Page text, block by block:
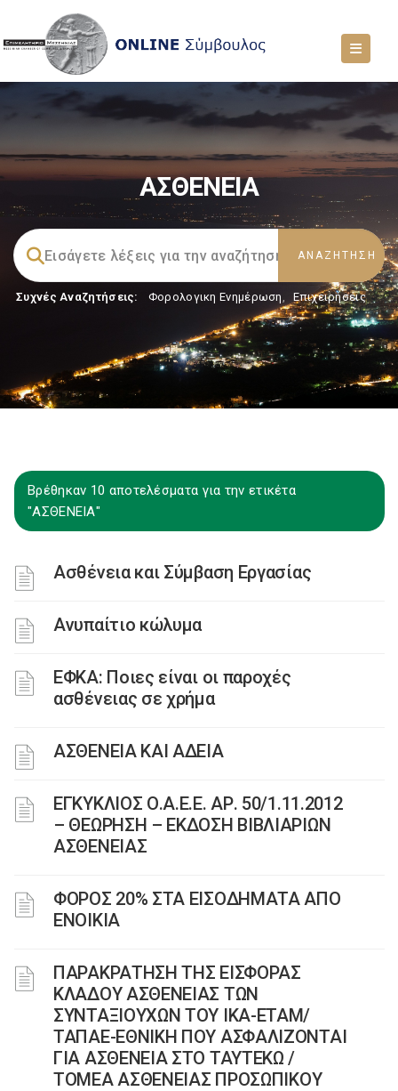
ΑΣΘΕΝΕΙΑ
Συχνές Αναζητήσεις: Φορολογικη Ενημέρωση, Επιχειρήσεις
Βρέθηκαν 10 αποτελέσματα για την ετικέτα
"ΑΣΘΕΝΕΙΑ"
Ασθένεια και Σύμβαση Εργασίας
Ανυπαίτιο κώλυμα
ΕΦΚΑ: Ποιες είναι οι παροχές
ασθένειας σε χρήμα
ΑΣΘΕΝΕΙΑ ΚΑΙ ΑΔΕΙΑ
ΕΓΚΥΚΛΙΟΣ Ο.Α.Ε.Ε. ΑΡ. 50/1.11.2012
– ΘΕΩΡΗΣΗ – ΕΚΔΟΣΗ ΒΙΒΛΙΑΡΙΩΝ
ΑΣΘΕΝΕΙΑΣ
ΦΟΡΟΣ 20% ΣΤΑ ΕΙΣΟΔΗΜΑΤΑ ΑΠΟ
ΕΝΟΙΚΙΑ
ΠΑΡΑΚΡΑΤΗΣΗ ΤΗΣ ΕΙΣΦΟΡΑΣ
ΚΛΑΔΟΥ ΑΣΘΕΝΕΙΑΣ ΤΩΝ
ΣΥΝΤΑΞΙΟΥΧΩΝ ΤΟΥ ΙΚΑ-ΕΤΑΜ/
ΤΑΠΑΕ-ΕΘΝΙΚΗ ΠΟΥ ΑΣΦΑΛΙΖΟΝΤΑΙ
ΓΙΑ ΑΣΘΕΝΕΙΑ ΣΤΟ ΤΑΥΤΕΚΩ /
ΤΟΜΕΑ ΑΣΘΕΝΕΙΑΣ ΠΡΟΣΩΠΙΚΟΥ